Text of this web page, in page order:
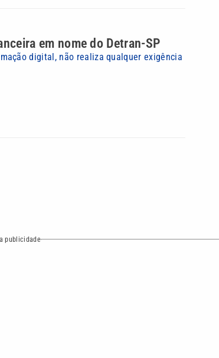
em nome do Detran-SP
digital, não realiza qualquer exigência
publicidade